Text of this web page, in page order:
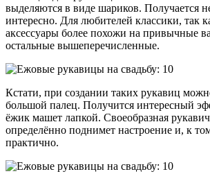
выделяются в виде шариков. Получается
интересно. Для любителей классики, так
аксессуары более похожи на привычные
остальные вышеперечисленные.
Кстати, при создании таких рукавиц
большой палец. Получится интересный
ёжик машет лапкой. Своеобразная
определённо поднимет настроение и, к
практично.